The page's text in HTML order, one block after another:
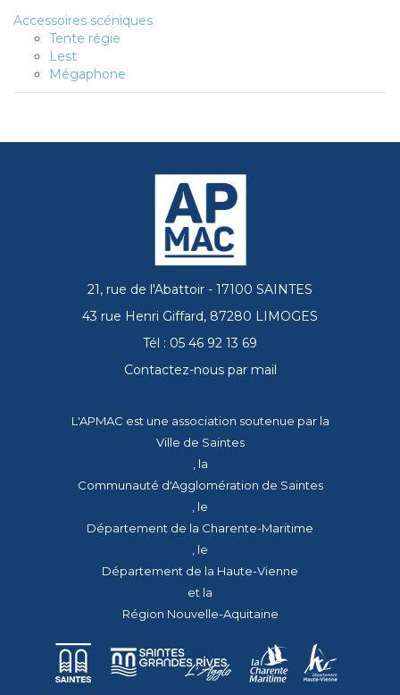
Accessoires scéniques
Tente régie
Lest
Mégaphone
21, rue de l'Abattoir - 17100 SAINTES
43 rue Henri Giffard, 87280 LIMOGES
Tél : 05 46 92 13 69
Contactez-nous par mail
L'APMAC est une association soutenue par la
Ville de Saintes
, la
Communauté d'Agglomération de Saintes
, le
Département de la Charente-Maritime
, le
Département de la Haute-Vienne
et la
Région Nouvelle-Aquitaine